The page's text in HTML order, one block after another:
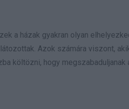
a házak gyakran olyan
Azok számára viszont,
költözni, hogy